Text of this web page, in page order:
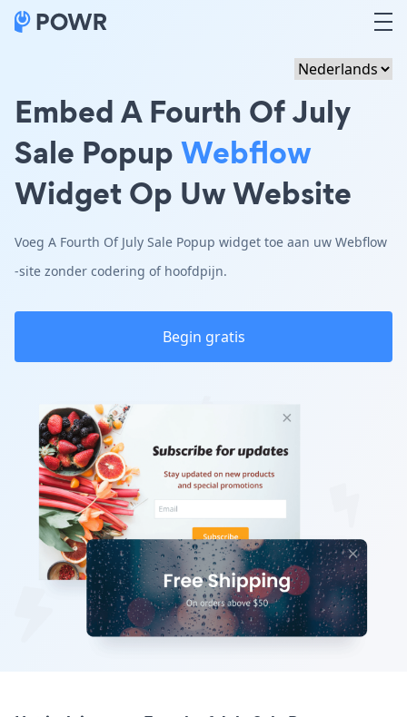
Embed A Fourth Of July
Sale PopupWebflow
Widget Op Uw Website
Voeg A Fourth Of July Sale Popup widget toe aan uw Webflow
-site zonder codering of hoofdpijn.
Begin gratis